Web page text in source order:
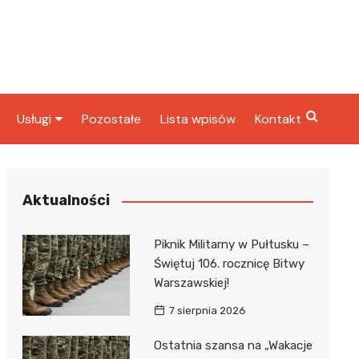
Usługi
Taxi
Pozostałe Lista wpisów Kontakt
Aktualności
Piknik Militarny w Pułtusku –
Świętuj 106. rocznicę Bitwy
Warszawskiej!
7 sierpnia 2026
Ostatnia szansa na „Wakacje